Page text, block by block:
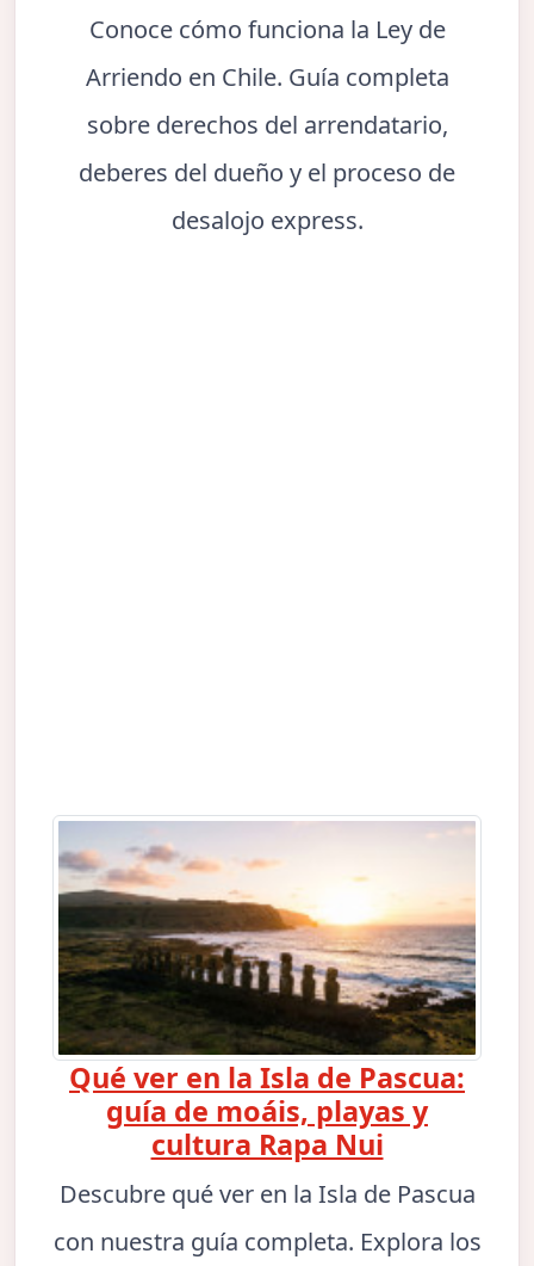
Conoce cómo funciona la Ley de
Arriendo en Chile. Guía completa
sobre derechos del arrendatario,
deberes del dueño y el proceso de
desalojo express.
Qué ver en la Isla de Pascua:
guía de moáis, playas y
cultura Rapa Nui
Descubre qué ver en la Isla de Pascua
con nuestra guía completa. Explora los